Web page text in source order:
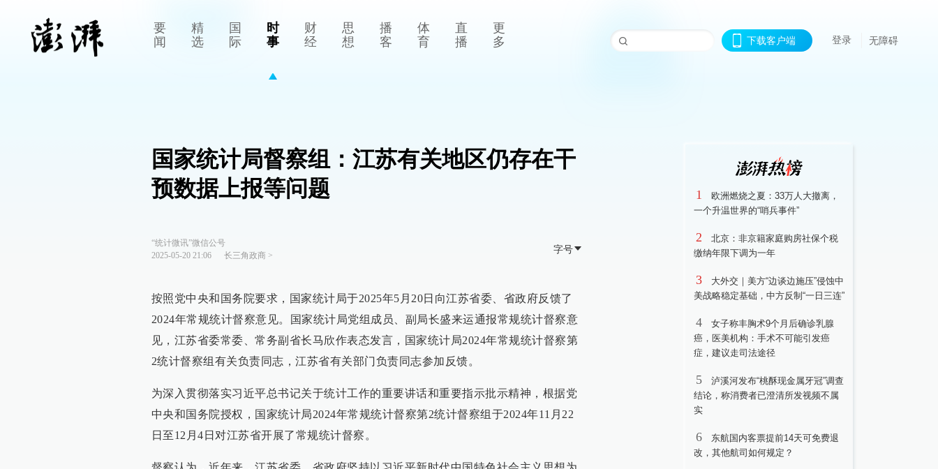
要
闻
精
选
国
际
时
事
财
经
思
想
播
客
体
育
直
播
更
多
下载客户端 登录 无障碍
国家统计局督察组：江苏有关地区仍存在干
预数据上报等问题
“统计微讯”微信公号
2025-05-20 21:06
长三角政商>
字号
按照党中央和国务院要求，国家统计局于2025年5月20日向江苏省委、省政府反馈了
2024年常规统计督察意见。国家统计局党组成员、副局长盛来运通报常规统计督察意
见，江苏省委常委、常务副省长马欣作表态发言，国家统计局2024年常规统计督察第
2统计督察组有关负责同志，江苏省有关部门负责同志参加反馈。
为深入贯彻落实习近平总书记关于统计工作的重要讲话和重要指示批示精神，根据党
中央和国务院授权，国家统计局2024年常规统计督察第2统计督察组于2024年11月22
日至12月4日对江苏省开展了常规统计督察。
1
欧洲燃烧之夏：33万人大撤离，
一个升温世界的“哨兵事件”
2
北京：非京籍家庭购房社保个税
缴纳年限下调为一年
3
大外交｜美方“边谈边施压”侵蚀中
美战略稳定基础，中方反制“一日三连”
4
女子称丰胸术9个月后确诊乳腺
癌，医美机构：手术不可能引发癌
症，建议走司法途径
5
泸溪河发布“桃酥现金属牙冠”调查
结论，称消费者已澄清所发视频不属
实
6
东航国内客票提前14天可免费退
改，其他航司如何规定？